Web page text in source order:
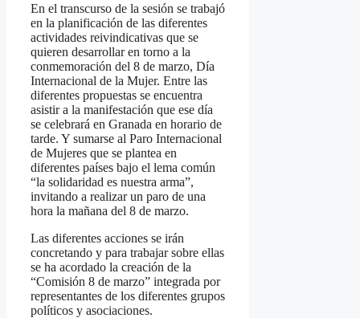
En el transcurso de la sesión se trabajó
en la planificación de las diferentes
actividades reivindicativas que se
quieren desarrollar en torno a la
conmemoración del 8 de marzo, Día
Internacional de la Mujer. Entre las
diferentes propuestas se encuentra
asistir a la manifestación que ese día
se celebrará en Granada en horario de
tarde. Y sumarse al Paro Internacional
de Mujeres que se plantea en
diferentes países bajo el lema común
“la solidaridad es nuestra arma”,
invitando a realizar un paro de una
hora la mañana del 8 de marzo.
Las diferentes acciones se irán
concretando y para trabajar sobre ellas
se ha acordado la creación de la
“Comisión 8 de marzo” integrada por
representantes de los diferentes grupos
políticos y asociaciones.